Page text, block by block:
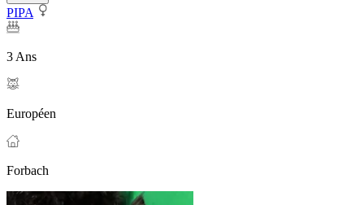
PIPA
3 Ans
Européen
Forbach